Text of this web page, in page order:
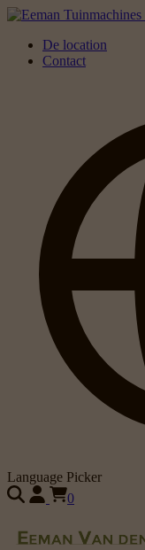
De location
Contact
Language Picker
0